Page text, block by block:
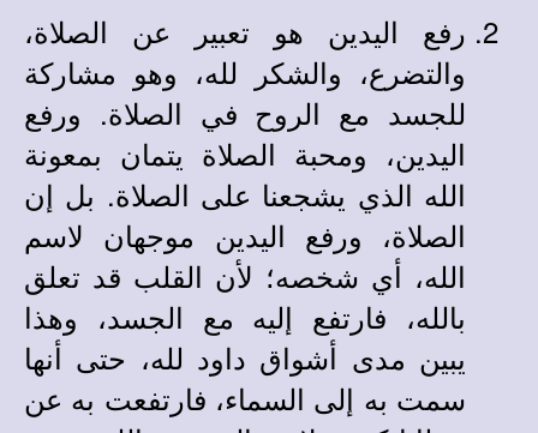
رفع اليدين هو تعبير عن الصلاة،
والتضرع، والشكر لله، وهو مشاركة
للجسد مع الروح في الصلاة. ورفع
اليدين، ومحبة الصلاة يتمان بمعونة
الله الذي يشجعنا على الصلاة. بل إن
الصلاة، ورفع اليدين موجهان لاسم
الله، أي شخصه؛ لأن القلب قد تعلق
بالله، فارتفع إليه مع الجسد، وهذا
يبين مدى أشواق داود لله، حتى أنها
سمت به إلى السماء، فارتفعت به عن